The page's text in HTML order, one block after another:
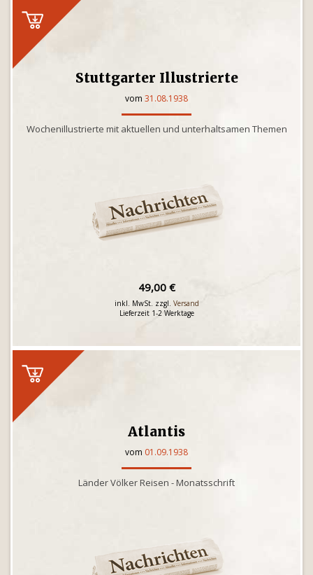
Stuttgarter Illustrierte
vom 31.08.1938
Wochenillustrierte mit aktuellen und unterhaltsamen Themen
49,00 €
inkl. MwSt. zzgl. Versand
Lieferzeit 1-2 Werktage
Atlantis
vom 01.09.1938
Länder Völker Reisen - Monatsschrift